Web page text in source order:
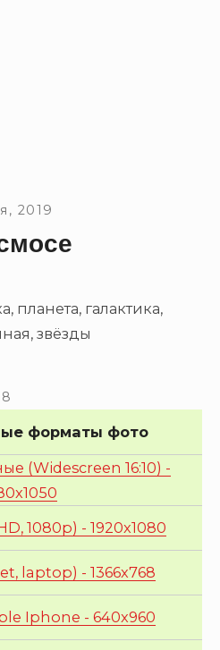
2019
форматы фото
(Widescreen 16:10) -
1080p) - 1920x1080
laptop) - 1366x768
Iphone - 640x960